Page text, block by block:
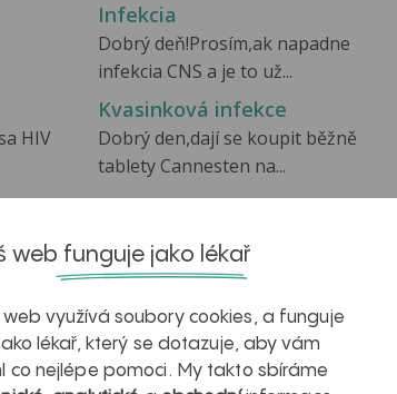
Infekcia
Dobrý deň!Prosím,ak napadne
infekcia CNS a je to už...
HIV
Kvasinková infekce
Dobrý den,dají se koupit běžně
tablety Cannesten na...
Jak na zdravá játra?
web funguje jako lékař
web využívá soubory cookies, a funguje
lékař, který se dotazuje, aby vám
co nejlépe pomoci. My takto sbíráme